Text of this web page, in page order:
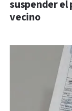
suspender el
vecino